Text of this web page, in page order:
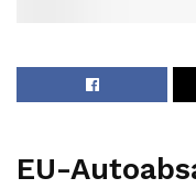
EU-